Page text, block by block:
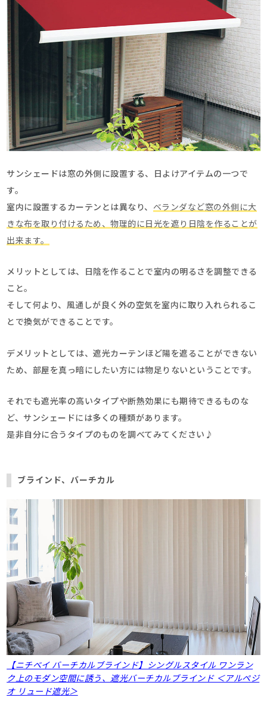
サンシェードは窓の外側に設置する、日よけアイテムの一つで
す。
室内に設置するカーテンとは異なり、 ベランダなど窓の外側に大
きな布を取り付けるため、物理的に日光を遮り日陰を作ることが
出来ます。
メリットとしては、日陰を作ることで室内の明るさを調整できる
こと。
そして何より、風通しが良く外の空気を室内に取り入れられるこ
とで換気ができることです。
デメリットとしては、遮光カーテンほど陽を遮ることができない
ため、部屋を真っ暗にしたい方には物足りないということです。
それでも遮光率の高いタイプや断熱効果にも期待できるものな
ど、サンシェードには多くの種類があります。
是非自分に合うタイプのものを調べてみてください♪
ブラインド、バーチカル
【ニチベイ バーチカルブラインド】シングルスタイル ワンラン
ク上のモダン空間に誘う、遮光バーチカルブラインド ＜アルペジ
オ リュード遮光＞